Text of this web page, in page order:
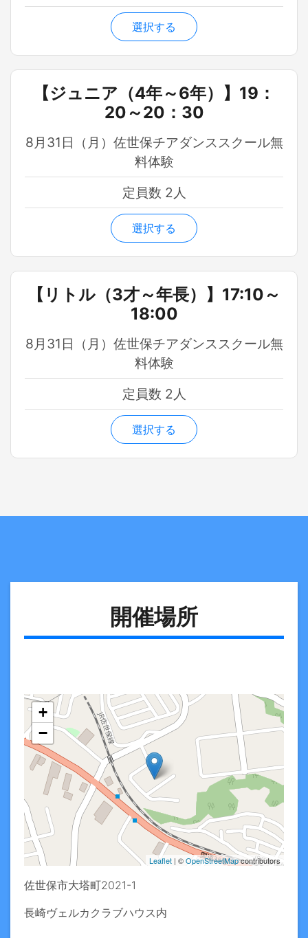
選択する
【ジュニア（4年～6年）】19：
20～20：30
8月31日（月）佐世保チアダンススクール無
料体験
定員数 2人
選択する
【リトル（3才～年長）】17:10～
18:00
8月31日（月）佐世保チアダンススクール無
料体験
定員数 2人
選択する
開催場所
+
−
Leaflet | ©OpenStreetMapcontributors
佐世保市大塔町2021-1
長崎ヴェルカクラブハウス内